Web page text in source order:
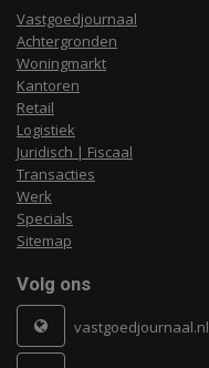
Vastgoedjournaal
Achtergronden
Woningmarkt
Kantoren
Retail
Logistiek
Juridisch | Fiscaal
Transacties
Werk
Specials
Sitemap
Volg ons
vastgoedjournaal.nl